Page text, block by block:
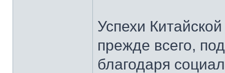
Успехи
прежде всего,
благодаря